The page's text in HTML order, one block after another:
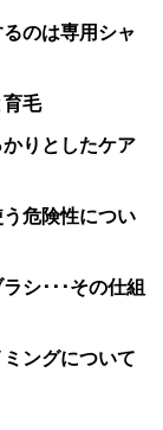
のは専用シャ
毛
りとしたケア
う危険性につい
シ･･･その仕組
ングについて